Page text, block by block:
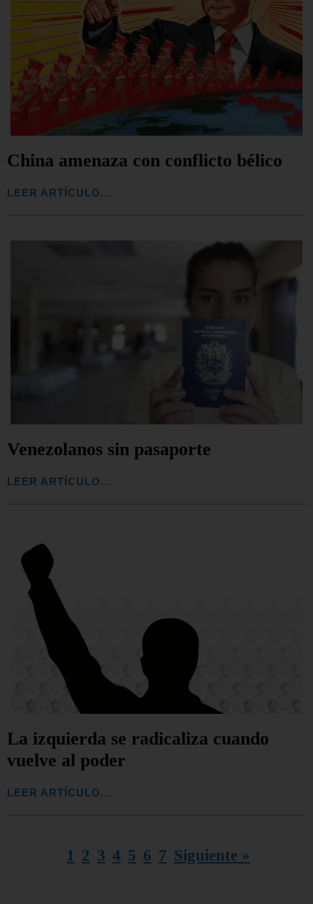
China amenaza con conflicto bélico
LEER ARTÍCULO...
Venezolanos sin pasaporte
LEER ARTÍCULO...
La izquierda se radicaliza cuando
vuelve al poder
LEER ARTÍCULO...
1 2 3 4 5 6 7 Siguiente »